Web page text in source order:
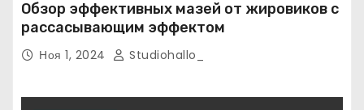
Обзор эффективных мазей от жировиков с
рассасывающим эффектом
Ноя 1, 2024 Studiohallo_